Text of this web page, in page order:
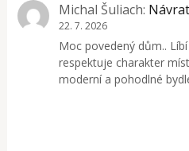
Michal Šuliach:
22. 7. 2026
Moc povedený dům..
respektuje charakter
moderní a pohodlné